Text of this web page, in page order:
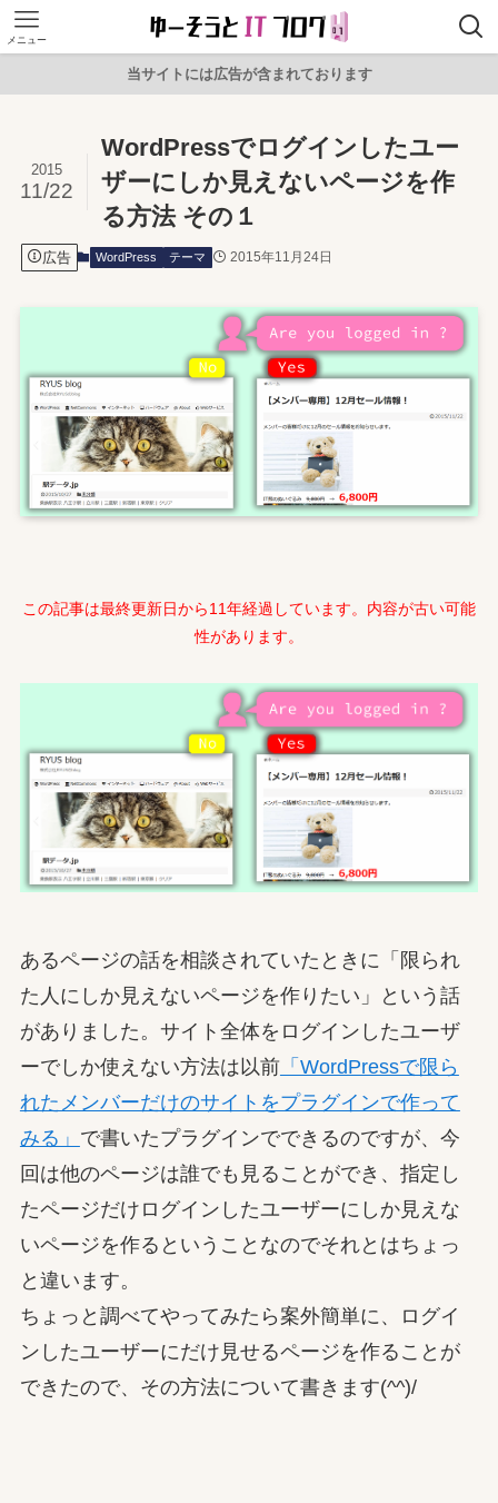
メニュー
当サイトには広告が含まれております
WordPressでログインしたユー
ザーにしか見えないページを作
る方法 その１
2015
11/22
広告 WordPress テーマ 2015年11月24日
この記事は最終更新日から11年経過しています。内容が古い可能
性があります。
あるページの話を相談されていたときに「限られ
た人にしか見えないページを作りたい」という話
がありました。サイト全体をログインしたユーザ
ーでしか使えない方法は以前「WordPressで限ら
れたメンバーだけのサイトをプラグインで作って
みる」 で書いたプラグインでできるのですが、今
回は他のページは誰でも見ることができ、指定し
たページだけログインしたユーザーにしか見えな
いページを作るということなのでそれとはちょっ
と違います。
ちょっと調べてやってみたら案外簡単に、ログイ
ンしたユーザーにだけ見せるページを作ることが
できたので、その方法について書きます(^^)/